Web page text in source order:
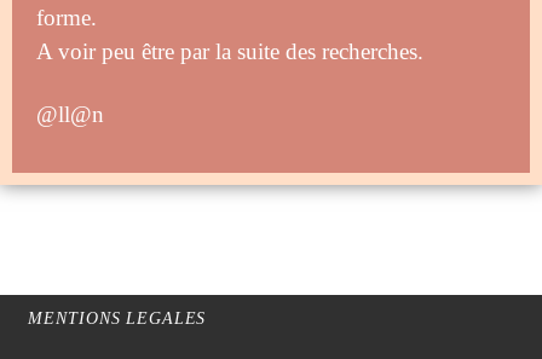
forme.
A voir peu être par la suite des recherches.
@ll@n
MENTIONS LEGALES